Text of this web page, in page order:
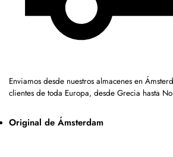
Enviamos desde nuestros almacenes en
clientes de toda Europa, desde Grecia hasta
Original de Ámsterdam